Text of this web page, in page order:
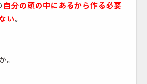
自分の頭の中にあるから作る必要
い。
。